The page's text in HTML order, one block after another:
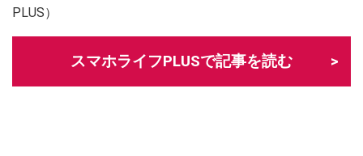
PLUS）
スマホライフPLUSで記事を読む